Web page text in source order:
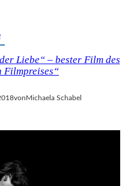
Liebe“ – bester Film des
Filmpreises“
vonMichaela Schabel